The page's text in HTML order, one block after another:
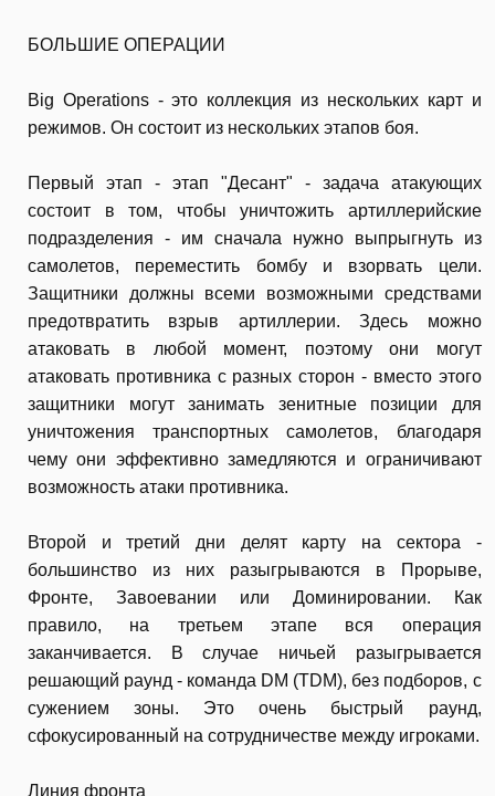
БОЛЬШИЕ ОПЕРАЦИИ
Big Operations - это коллекция из нескольких карт и
режимов. Он состоит из нескольких этапов боя.
Первый этап - этап "Десант" - задача атакующих
состоит в том, чтобы уничтожить артиллерийские
подразделения - им сначала нужно выпрыгнуть из
самолетов, переместить бомбу и взорвать цели.
Защитники должны всеми возможными средствами
предотвратить взрыв артиллерии. Здесь можно
атаковать в любой момент, поэтому они могут
атаковать противника с разных сторон - вместо этого
защитники могут занимать зенитные позиции для
уничтожения транспортных самолетов, благодаря
чему они эффективно замедляются и ограничивают
возможность атаки противника.
Второй и третий дни делят карту на сектора -
большинство из них разыгрываются в Прорыве,
Фронте, Завоевании или Доминировании. Как
правило, на третьем этапе вся операция
заканчивается. В случае ничьей разыгрывается
решающий раунд - команда DM (TDM), без подборов, с
сужением зоны. Это очень быстрый раунд,
сфокусированный на сотрудничестве между игроками.
Линия фронта